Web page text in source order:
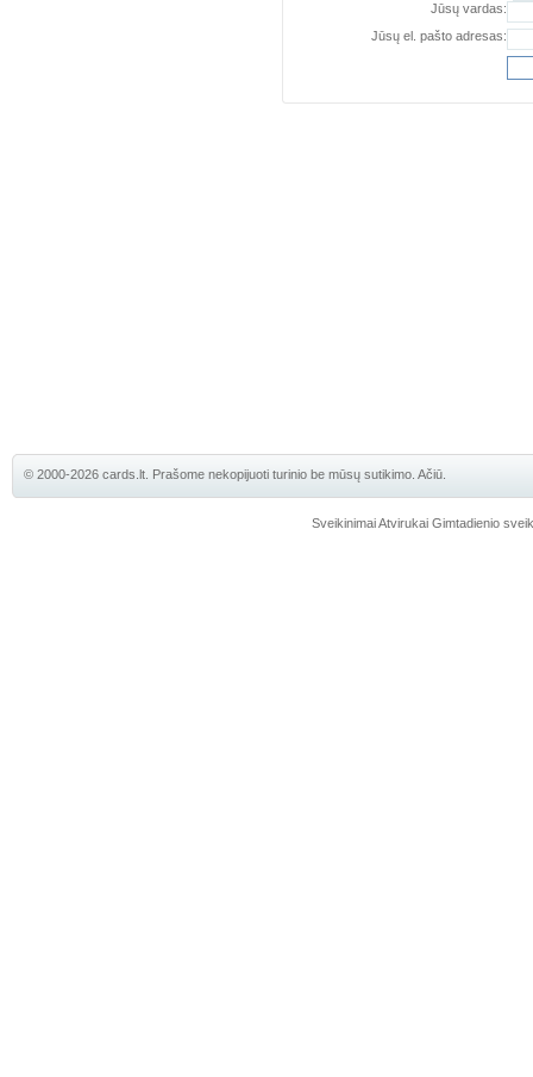
Jūsų vardas:
Jūsų el. pašto adresas:
© 2000-2026 cards.lt. Prašome nekopijuoti turinio be mūsų sutikimo. Ačiū.
Sveikinimai Atvirukai Gimtadienio